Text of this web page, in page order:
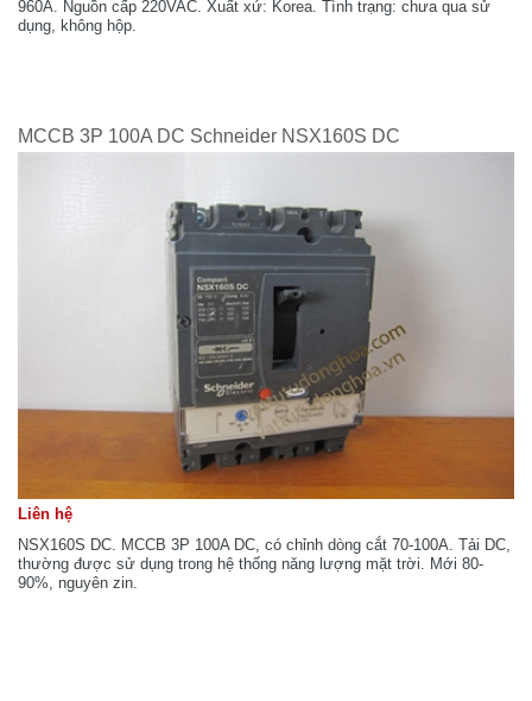
960A. Nguồn cấp 220VAC. Xuất xứ: Korea. Tình trạng: chưa qua sử
dụng, không hộp.
MCCB 3P 100A DC Schneider NSX160S DC
Liên hệ
NSX160S DC. MCCB 3P 100A DC, có chỉnh dòng cắt 70-100A. Tải DC,
thường được sử dụng trong hệ thống năng lượng mặt trời. Mới 80-
90%, nguyên zin.